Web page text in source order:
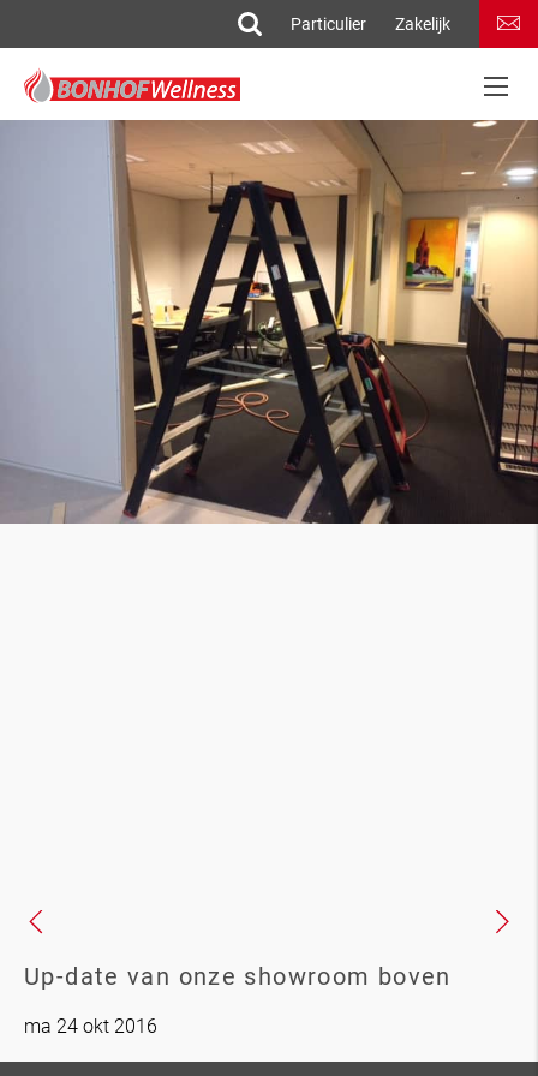
Particulier Zakelijk
Up-date van onze showroom boven
ma 24 okt 2016